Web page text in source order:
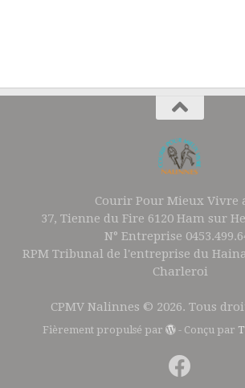
Courir Pour Mieux Vivre
37, Tienne du Fire 6120 Ham sur
N° Entreprise
RPM Tribunal de l'entreprise du
Charleroi
CPMV Nalinnes © 2026. Tous
Fièrement propulsé par - Conçu par